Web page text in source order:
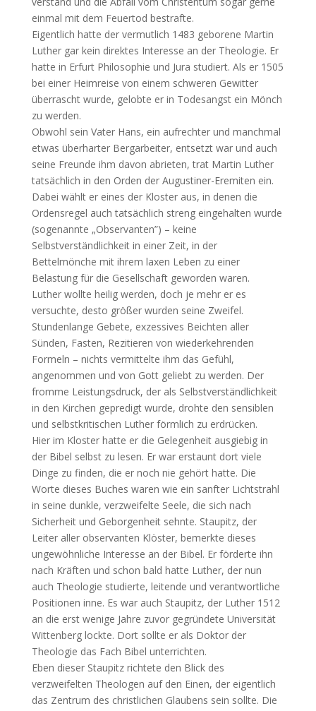
einmal mit dem Feuertod bestrafte.
Eigentlich hatte der vermutlich 1483 geborene Martin
Luther gar kein direktes Interesse an der Theologie. Er
hatte in Erfurt Philosophie und Jura studiert. Als er 1505
bei einer Heimreise von einem schweren Gewitter
überrascht wurde, gelobte er in Todesangst ein Mönch
zu werden.
Obwohl sein Vater Hans, ein aufrechter und manchmal
etwas überharter Bergarbeiter, entsetzt war und auch
seine Freunde ihm davon abrieten, trat Martin Luther
tatsächlich in den Orden der Augustiner-Eremiten ein.
Dabei wählt er eines der Kloster aus, in denen die
Ordensregel auch tatsächlich streng eingehalten wurde
(sogenannte „Observanten”) – keine
Selbstverständlichkeit in einer Zeit, in der
Bettelmönche mit ihrem laxen Leben zu einer
Belastung für die Gesellschaft geworden waren.
Luther wollte heilig werden, doch je mehr er es
versuchte, desto größer wurden seine Zweifel.
Stundenlange Gebete, exzessives Beichten aller
Sünden, Fasten, Rezitieren von wiederkehrenden
Formeln – nichts vermittelte ihm das Gefühl,
angenommen und von Gott geliebt zu werden. Der
fromme Leistungsdruck, der als Selbstverständlichkeit
in den Kirchen gepredigt wurde, drohte den sensiblen
und selbstkritischen Luther förmlich zu erdrücken.
Hier im Kloster hatte er die Gelegenheit ausgiebig in
der Bibel selbst zu lesen. Er war erstaunt dort viele
Dinge zu finden, die er noch nie gehört hatte. Die
Worte dieses Buches waren wie ein sanfter Lichtstrahl
in seine dunkle, verzweifelte Seele, die sich nach
Sicherheit und Geborgenheit sehnte. Staupitz, der
Leiter aller observanten Klöster, bemerkte dieses
ungewöhnliche Interesse an der Bibel. Er förderte ihn
nach Kräften und schon bald hatte Luther, der nun
auch Theologie studierte, leitende und verantwortliche
Positionen inne. Es war auch Staupitz, der Luther 1512
an die erst wenige Jahre zuvor gegründete Universität
Wittenberg lockte. Dort sollte er als Doktor der
Theologie das Fach Bibel unterrichten.
Eben dieser Staupitz richtete den Blick des
verzweifelten Theologen auf den Einen, der eigentlich
das Zentrum des christlichen Glaubens sein sollte. Die